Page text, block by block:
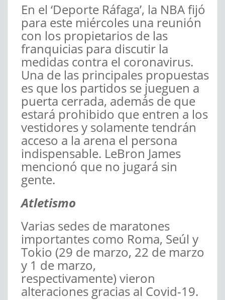
En el ‘Deporte Ráfaga’, la NBA fijó
para este miércoles una reunión
con los propietarios de las
franquicias para discutir la
medidas contra el coronavirus.
Una de las principales propuestas
es que los partidos se jueguen a
puerta cerrada, además de que
estará prohibido que entren a los
vestidores y solamente tendrán
acceso a la arena el persona
indispensable. LeBron James
mencionó que no jugará sin
gente.
Atletismo
Varias sedes de maratones
importantes como Roma, Seúl y
Tokio (29 de marzo, 22 de marzo
y 1 de marzo,
respectivamente) vieron
alteraciones gracias al Covid-19.